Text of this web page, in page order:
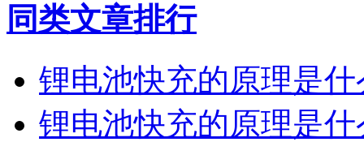
同类文章排行
锂电池快充的原理是什
锂电池快充的原理是什